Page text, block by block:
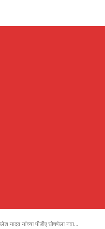
यांच्या पीडीए घोषणेला नवा...